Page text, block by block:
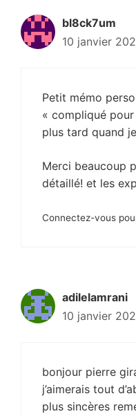
bl8ck7um
10 janvier
Petit mémo
« compliqué
plus tard quand
Merci beaucoup
détaillé! et les
Connectez-vous
adilelamrani
10 janvier
bonjour pierre
j’aimerais tout
plus sincères